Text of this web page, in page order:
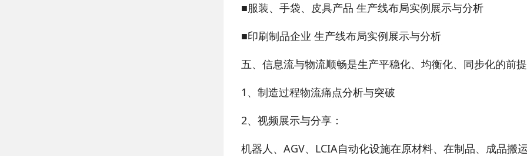
■服装、手袋、皮具产品 生产线布局实例展示与分析
■印刷制品企业 生产线布局实例展示与分析
五、信息流与物流顺畅是生产平稳化、均衡化、同步化的前
1、制造过程物流痛点分析与突破
2、视频展示与分享：
机器人、AGV、LCIA自动化设施在原材料、在制品、成品搬